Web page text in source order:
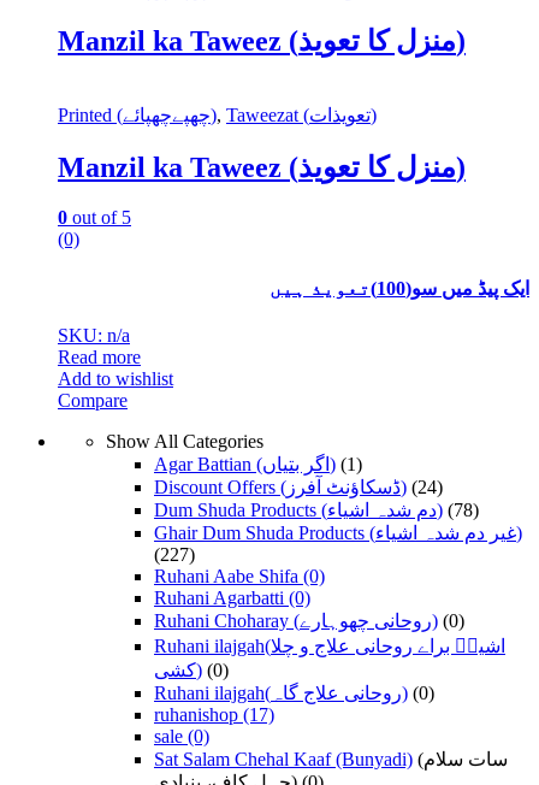
Manzil ka Taweez (منزل کا تعویذ)
Printed (چھپےچھپائے), Taweezat (تعویذات)
Manzil ka Taweez (منزل کا تعویذ)
0 out of 5
(0)
ایک پیڈ میں سو(100)تعویذ ہیں
SKU: n/a
Read more
Add to wishlist
Compare
Show All Categories
Agar Battian (اگر بتیاں)
(1)
Discount Offers (ڈسکاؤنٹ آفرز)
(24)
Dum Shuda Products (دم شدہ اشیاء)
(78)
Ghair Dum Shuda Products (غیر دم شدہ اشیاء)
(227)
Ruhani Aabe Shifa (0)
Ruhani Agarbatti (0)
Ruhani Choharay (روحانی چھوہارے)
(0)
Ruhani ilajgah(اشیاؑ براے روحانی علاج و چلا
کشی)
(0)
Ruhani ilajgah(روحانی علاج گاہ)
(0)
ruhanishop (17)
sale (0)
Sat Salam Chehal Kaaf (Bunyadi) (سات سلام